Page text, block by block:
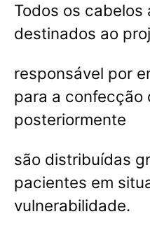
Todos os
destinados ao
responsável por
para a confecção
posteriormente
são distribuídas
pacientes em
vulnerabilidade.